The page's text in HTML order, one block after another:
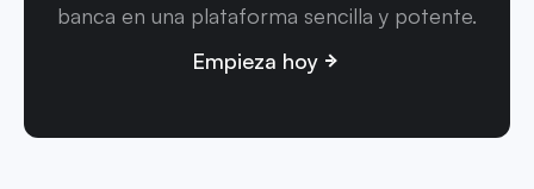
banca en una plataforma sencilla y potente.
Empieza hoy